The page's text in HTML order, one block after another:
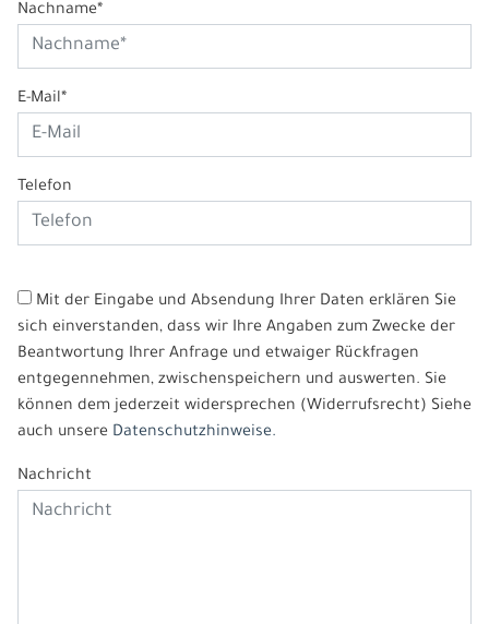
Nachname*
E-Mail*
Telefon
Mit der Eingabe und Absendung Ihrer Daten erklären Sie
sich einverstanden, dass wir Ihre Angaben zum Zwecke der
Beantwortung Ihrer Anfrage und etwaiger Rückfragen
entgegennehmen, zwischenspeichern und auswerten. Sie
können dem jederzeit widersprechen (Widerrufsrecht) Siehe
auch unsere Datenschutzhinweise.
Nachricht